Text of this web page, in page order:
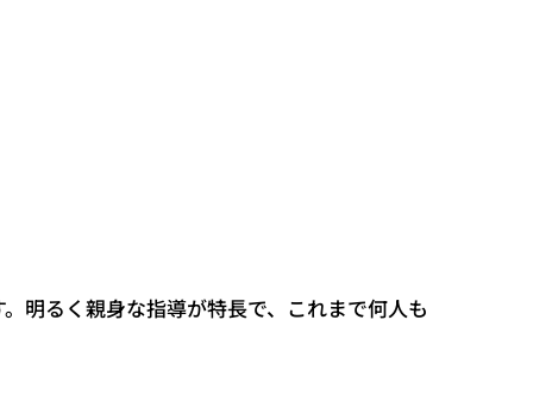
明るく親身な指導が特長で、これまで何人も